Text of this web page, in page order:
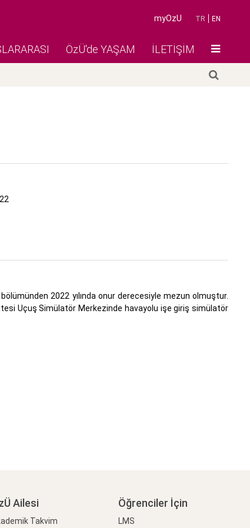
TR EN
myOzU
ÖzÜ'de YAŞAM İLETİŞİM
2022 yılında onur derecesiyle mezun olmuştur.
Uçuş Simülatör Merkezinde havayolu işe giriş simülatör
Ailesi
Takvim
Öğrenciler İçin
LMS